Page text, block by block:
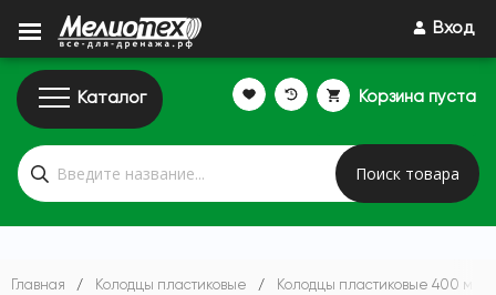
Вход
Каталог Корзина пуста
Поиск товара
Главная / Колодцы пластиковые / Колодцы пластиковые 400 мм